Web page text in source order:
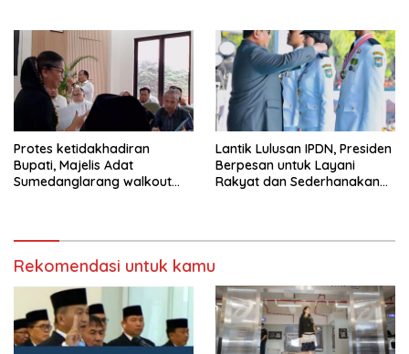
Protes ketidakhadiran
Bupati, Majelis Adat
Sumedanglarang walkout
Lantik Lulusan IPDN, Presiden
Berpesan untuk Layani
Rakyat dan Sederhanakan
Rekomendasi untuk kamu